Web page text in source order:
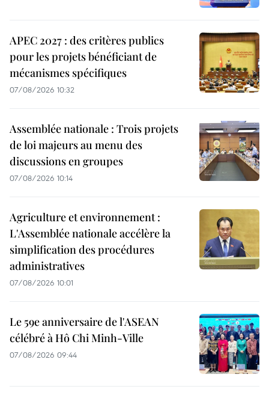
APEC 2027 : des critères publics
pour les projets bénéficiant de
mécanismes spécifiques
07/08/2026 10:32
Assemblée nationale : Trois projets
de loi majeurs au menu des
discussions en groupes
07/08/2026 10:14
Agriculture et environnement :
L'Assemblée nationale accélère la
simplification des procédures
administratives
07/08/2026 10:01
Le 59e anniversaire de l'ASEAN
célébré à Hô Chi Minh-Ville
07/08/2026 09:44